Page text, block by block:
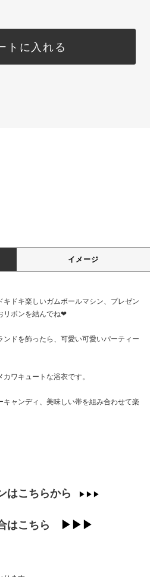
トに入れる
イメージ
ドキ楽しいガムボールマシン、プレゼン
リボンを結んでね❤
ドを飾ったら、可愛い可愛いパーティー
ワキュートな浴衣です。
ャンディ、美味しい帯を組み合わせて楽
はこちらから ▶▶▶
はこちら ▶▶▶